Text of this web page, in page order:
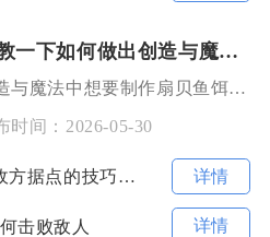
请教一下如何做出创造与魔法扇贝鱼饵来
创造与魔法中想要制作扇贝鱼饵，核心配方是由扇贝、蚯蚓和荆芥这三种基础素材组合而成，准备好素
时间： 2026-05-30
二战风云2中迅速占领敌方据点的技巧是什么 详情
击败敌人 详情